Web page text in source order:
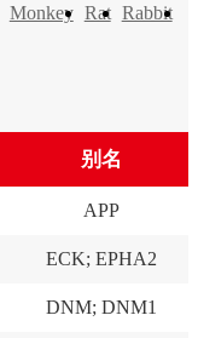
Monkey Rat Rabbit
别名
APP
ECK; EPHA2
DNM; DNM1